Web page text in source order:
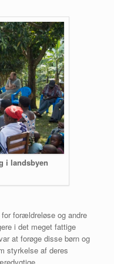
i landsbyen
forældreløse og andre
i det meget fattige
at forøge disse børn og
styrkelse af deres